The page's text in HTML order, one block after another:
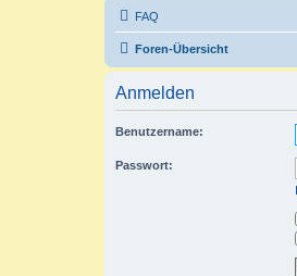
FAQ
Foren-Übersicht
Anmelden
Benutzername:
Passwort: